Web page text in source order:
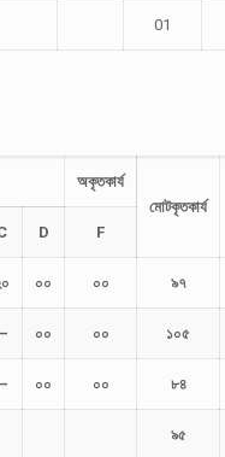
01
অকৃতকার্য
মোটকৃতকার্য
D F
০০ ০০ ৯৭
০০ ০০ ১০৫
০০ ০০ ৮৪
৯৫